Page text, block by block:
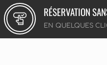
RÉSERVATION
EN QUELQUES